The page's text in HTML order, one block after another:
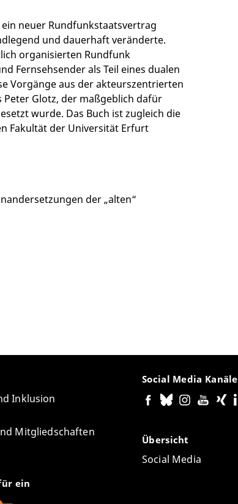
neuer Rundfunkstaatsvertrag
und dauerhaft veränderte.
organisierten Rundfunk
Fernsehsender als Teil eines dualen
Vorgänge aus der akteurszentrierten
Glotz, der maßgeblich dafür
wurde. Das Buch ist zugleich die
Fakultät der Universität Erfurt
der „alten“
Inklusion
Mitgliedschaften
ein
Social Media Kanäle
Übersicht
Social Media